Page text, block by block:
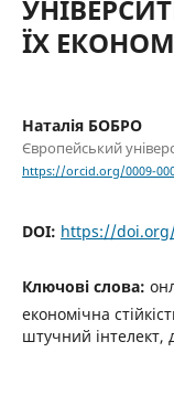
ЇХ
Наталія БОБРО
Європейський
https://orcid.org/0009-
DOI: https://
Ключові слова:
економічна
штучний інтелект,